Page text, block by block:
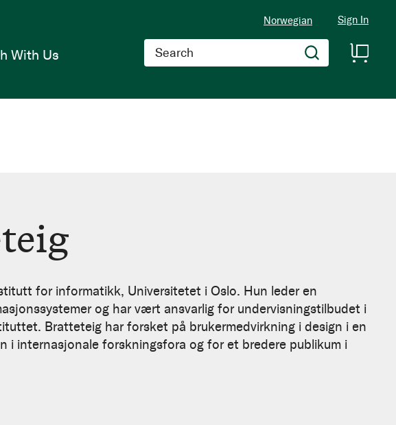
Norwegian Sign In
Search
With Us
for informatikk, Universitetet i Oslo. Hun leder en
og har vært ansvarlig for undervisningstilbudet i
Bratteteig har forsket på brukermedvirkning i design i en
i internasjonale forskningsfora og for et bredere publikum i